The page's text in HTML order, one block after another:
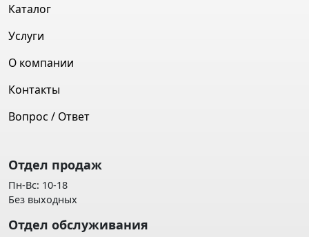
Каталог
Услуги
О компании
Контакты
Вопрос / Ответ
Отдел продаж
Пн-Вс: 10-18
Без выходных
Отдел обслуживания